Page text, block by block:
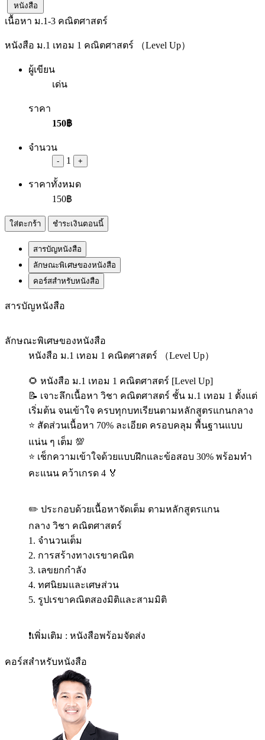
หนังสือ
เนื้อหา ม.1-3 คณิตศาสตร์
หนังสือ ม.1 เทอม 1 คณิตศาสตร์ （Level Up）
ผู้เขียน
เด่น
ราคา
150฿
จำนวน
- 1 +
ราคาทั้งหมด
150฿
ใส่ตะกร้า ชำระเงินตอนนี้
สารบัญหนังสือ
ลักษณะพิเศษของหนังสือ
คอร์สสำหรับหนังสือ
สารบัญหนังสือ
ลักษณะพิเศษของหนังสือ
หนังสือ ม.1 เทอม 1 คณิตศาสตร์ （Level Up）
🌻 หนังสือ ม.1 เทอม 1 คณิตศาสตร์ [Level Up]
📝 เจาะลึกเนื้อหา วิชา คณิตศาสตร์​ ชั้น ม.1 เทอม 1 ตั้งแต่
เริ่มต้น จนเข้าใจ ครบทุกบทเรียนตามหลักสูตรแกนกลาง
⭐ สัดส่วนเนื้อหา 70% ละเอียด ครอบคลุม พื้นฐานแบบ
แน่น ๆ เต็ม 💯
⭐ เช็กความเข้าใจด้วยแบบฝึกและข้อสอบ 30% พร้อมทำ
คะแนน คว้าเกรด 4 🏅
✏️ ประกอบด้วยเนื้อหาจัดเต็ม ตามหลักสูตรแกน
กลาง วิชา คณิตศาสตร์
1. จำนวนเต็ม
2. การสร้างทางเรขาคณิต
3. เลขยกกำลัง
4. ทศนิยมและเศษส่วน
5. รูปเรขาคณิตสองมิติและสามมิติ
❗เพิ่มเติม : หนังสือพร้อมจัดส่ง
คอร์สสำหรับหนังสือ